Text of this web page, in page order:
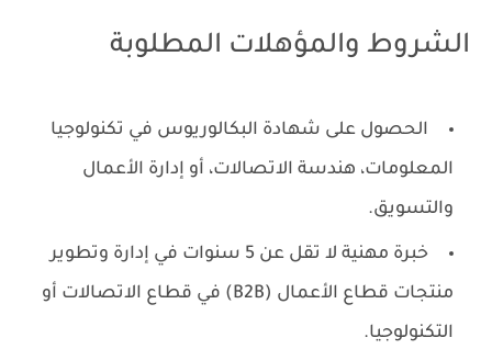
الشروط والمؤهلات المطلوبة
الحصول على شهادة البكالوريوس في تكنولوجيا
المعلومات، هندسة الاتصالات، أو إدارة الأعمال
والتسويق.
خبرة مهنية لا تقل عن 5 سنوات في إدارة وتطوير
منتجات قطاع الأعمال (B2B) في قطاع الاتصالات أو
التكنولوجيا.